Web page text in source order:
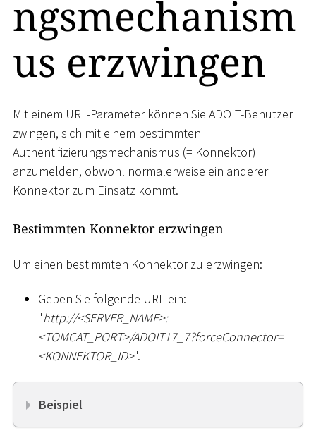
ngsmechanism
us erzwingen
Mit einem URL-Parameter können Sie ADOIT-Benutzer
zwingen, sich mit einem bestimmten
Authentifizierungsmechanismus (= Konnektor)
anzumelden, obwohl normalerweise ein anderer
Konnektor zum Einsatz kommt.
Bestimmten Konnektor erzwingen
Um einen bestimmten Konnektor zu erzwingen:
Geben Sie folgende URL ein:
"http://<SERVER_NAME>:
<TOMCAT_PORT>/ADOIT17_7?forceConnector=
<KONNEKTOR_ID>".
Beispiel